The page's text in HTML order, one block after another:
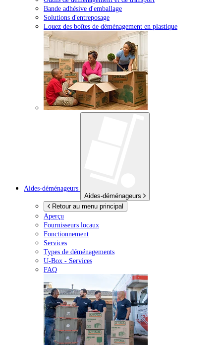
Bande adhésive d'emballage
Solutions d'entreposage
Louez des boîtes de déménagement en plastique
Aides-déménageurs
Aides-déménageurs
Retour au menu principal
Aperçu
Fournisseurs locaux
Fonctionnement
Services
Types de déménagements
U-Box - Services
FAQ